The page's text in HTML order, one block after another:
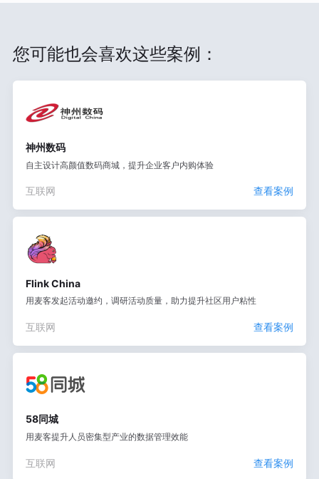
您可能也会喜欢这些案例：
神州数码
自主设计高颜值数码商城，提升企业客户内购体验
互联网 查看案例
Flink China
用麦客发起活动邀约，调研活动质量，助力提升社区用户粘性
互联网 查看案例
58同城
用麦客提升人员密集型产业的数据管理效能
互联网 查看案例